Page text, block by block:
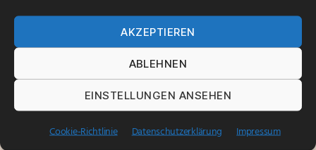
AKZEPTIEREN
ABLEHNEN
EINSTELLUNGEN ANSEHEN
Cookie-Richtlinie Datenschutzerklärung Impressum
nehmen immer mehr Kunden unsere
in Anspruch.
In unserem aktuellen Whitepaper, das Sie
unserem
Dokumentebereichals PDF herunterladen
können, geben wir Ihnen einen umfassenden
Überblick über die Vorteile und die praktische
Umsetzung von IT-Routinekontrollen.